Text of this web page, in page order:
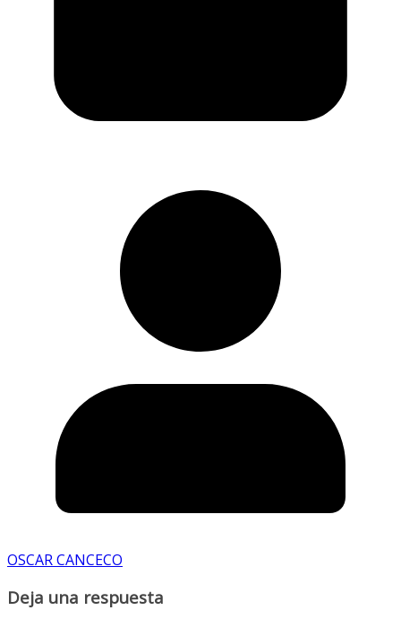
OSCAR CANCECO
Deja una respuesta